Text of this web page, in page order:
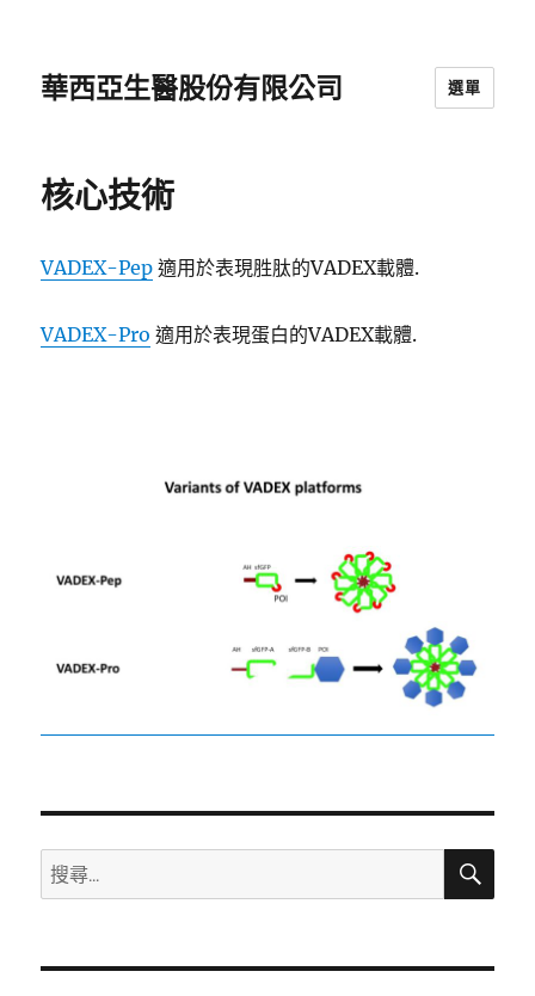
華西亞生醫股份有限公司 選單
核心技術
VADEX-Pep 適用於表現胜肽的VADEX載體.
VADEX-Pro 適用於表現蛋白的VADEX載體.
搜
尋
鍵
搜